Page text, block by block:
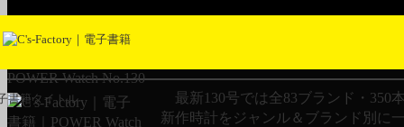
書籍タイトル
POWER Watch No.130
最新130号では全83ブランド・350
新作時計をジャンル＆ブランド別に